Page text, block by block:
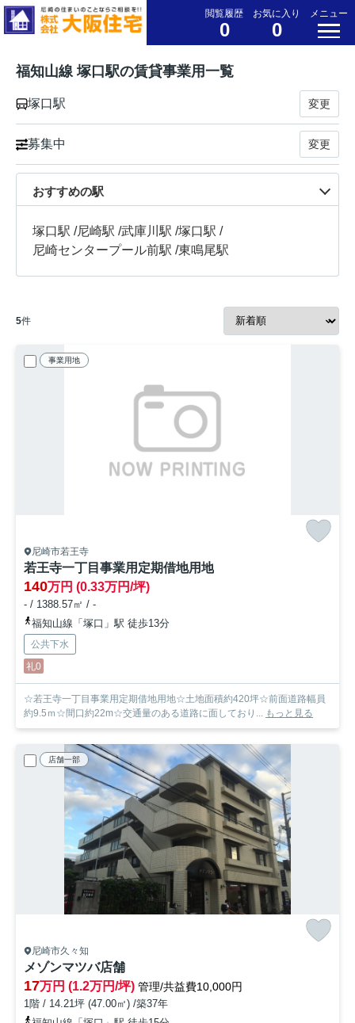
閲覧履歴
0
お気に入り
0
メニュー
福知山線 塚口駅の賃貸事業用一覧
塚口駅 変更
募集中 変更
おすすめの駅
塚口駅 /尼崎駅 /武庫川駅 /塚口駅 /
尼崎センタープール前駅 /東鳴尾駅
5件
事業用地
尼崎市若王寺
若王寺一丁目事業用定期借地用地
140万円 (0.33万円/坪)
- / 1388.57㎡ / -
福知山線「塚口」駅 徒歩13分
公共下水
礼0
☆若王寺一丁目事業用定期借地用地☆土地面積約420坪☆前面道路幅員
約9.5ｍ☆間口約22m☆交通量のある道路に面しており... もっと見る
店舗一部
尼崎市久々知
メゾンマツバ店舗
17万円 (1.2万円/坪) 管理/共益費10,000円
1階 / 14.21坪 (47.00㎡) /築37年